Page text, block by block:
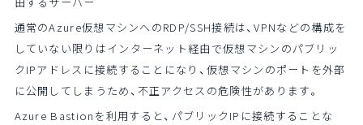
通常のAzure仮想マシンへのRDP/SSH接続は、VPNなどの構成を
していない限りはインターネット経由で仮想マシンのパブリッ
クIPアドレスに接続することになり、仮想マシンのポートを外部
に公開してしまうため、不正アクセスの危険性があります。
Azure Bastionを利用すると、パブリックIPに接続することな